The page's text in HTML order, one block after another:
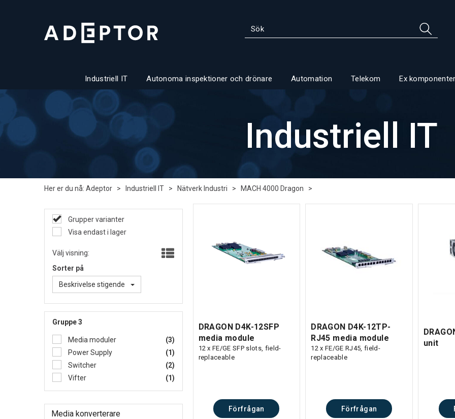
Industriell IT Autonoma inspektioner och drönare Automation Telekom Ex
Industriell IT
Her er du nå: Adeptor > Industriell IT > Nätverk Industri > MACH 4000 Dragon >
Grupper varianter
Visa endast i lager
Välj visning:
Sorter på
Beskrivelse stigende
Gruppe 3
Media moduler
(3)
Power Supply
(1)
Switcher
(2)
Vifter
(1)
Media konverterare
DRAGON D4K-12SFP
media module
12 x FE/GE SFP slots, field-
replaceable
Förfrågan
DRAGON D4K-12TP-
RJ45 media module
12 x FE/GE RJ45, field-
replaceable
Förfrågan
unit